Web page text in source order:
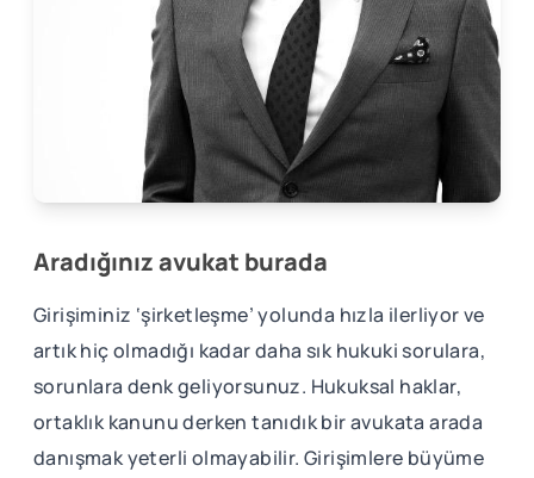
Aradığınız avukat burada
Girişiminiz ‘şirketleşme’ yolunda hızla ilerliyor ve
artık hiç olmadığı kadar daha sık hukuki sorulara,
sorunlara denk geliyorsunuz. Hukuksal haklar,
ortaklık kanunu derken tanıdık bir avukata arada
danışmak yeterli olmayabilir. Girişimlere büyüme